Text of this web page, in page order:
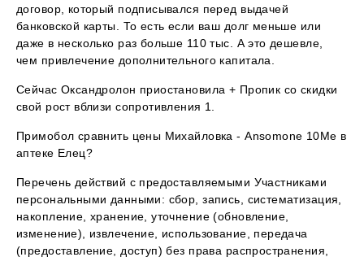
договор, который подписывался перед выдачей
банковской карты. То есть если ваш долг меньше или
даже в несколько раз больше 110 тыс. А это дешевле,
чем привлечение дополнительного капитала.
Сейчас Оксандролон приостановила + Пропик со скидки
свой рост вблизи сопротивления 1.
Примобол сравнить цены Михайловка - Ansomone 10Me в
аптеке Елец?
Перечень действий с предоставляемыми Участниками
персональными данными: сбор, запись, систематизация,
накопление, хранение, уточнение (обновление,
изменение), извлечение, использование, передача
(предоставление, доступ) без права распространения,